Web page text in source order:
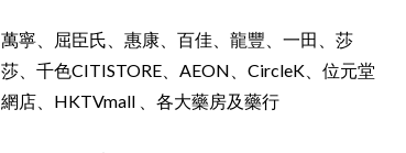
萬寧、屈臣氏、惠康、百佳、龍豐、一田、莎
莎、千色CITISTORE、AEON、CircleK、位元堂
網店、HKTVmall 、各大藥房及藥行